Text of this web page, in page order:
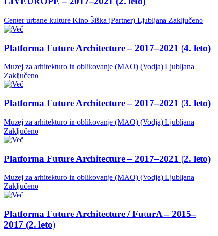
Center urbane kulture Kino Šiška (Partner) Ljubljana Zaključeno
Platforma Future Architecture – 2017–2021 (4. leto)
Muzej za arhitekturo in oblikovanje (MAO) (Vodja) Ljubljana
Zaključeno
Platforma Future Architecture – 2017–2021 (3. leto)
Muzej za arhitekturo in oblikovanje (MAO) (Vodja) Ljubljana
Zaključeno
Platforma Future Architecture – 2017–2021 (2. leto)
Muzej za arhitekturo in oblikovanje (MAO) (Vodja) Ljubljana
Zaključeno
Platforma Future Architecture / FuturA – 2015–
2017 (2. leto)